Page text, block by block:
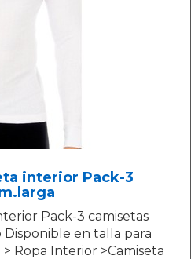
interior Pack-3
Pack-3 camisetas
en talla para
Ropa Interior >Camiseta